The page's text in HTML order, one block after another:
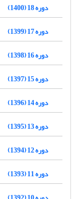
دوره 18 (1400)
دوره 17 (1399)
دوره 16 (1398)
دوره 15 (1397)
دوره 14 (1396)
دوره 13 (1395)
دوره 12 (1394)
دوره 11 (1393)